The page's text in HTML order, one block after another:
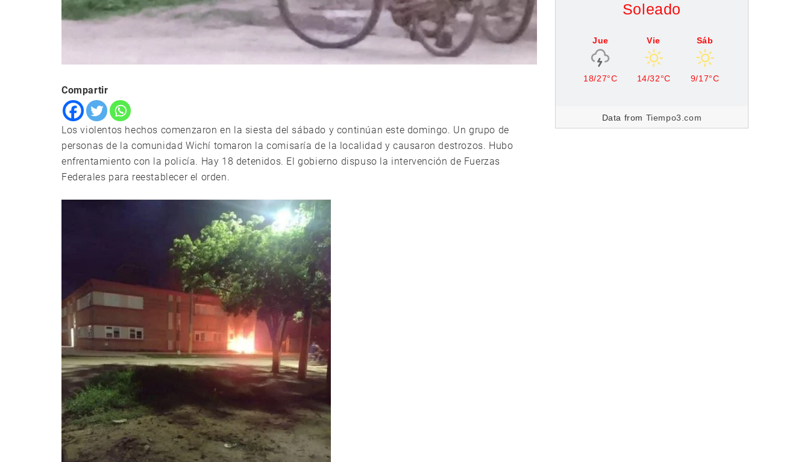
Compartir
Los violentos hechos comenzaron en la siesta del sábado y continúan este domingo. Un grupo de
personas de la comunidad Wichí tomaron la comisaría de la localidad y causaron destrozos. Hubo
enfrentamiento con la policía. Hay 18 detenidos. El gobierno dispuso la intervención de Fuerzas
Federales para reestablecer el orden.
Soleado
Jue
18/27°C
Vie
14/32°C
Sáb
9/17°C
Data from Tiempo3.com